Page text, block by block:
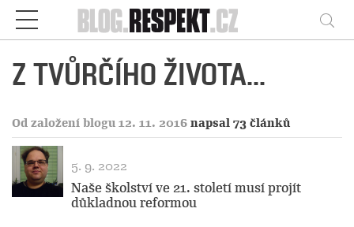
Respekt
Z TVŮRČÍHO ŽIVOTA...
Od založení blogu 12. 11. 2016 napsal 73 článků
5. 9. 2022
Naše školství ve 21. století musí projít
důkladnou reformou